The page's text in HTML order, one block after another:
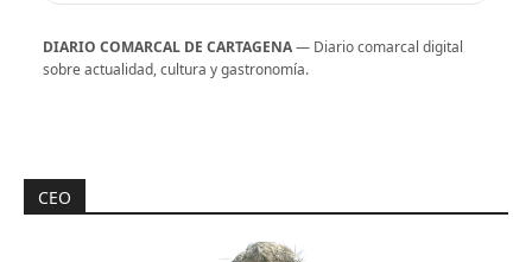
DIARIO COMARCAL DE CARTAGENA— Diario comarcal digital
sobre actualidad, cultura y gastronomía.
CEO